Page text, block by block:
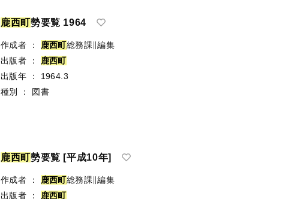
鹿西町勢要覧 1964
作成者 ： 鹿西町総務課∥編集
出版者
： 鹿西町
出版年
：
1964.3
種別
： 図書
鹿西町勢要覧 [平成10年]
作成者 ： 鹿西町総務課∥編集
出版者
： 鹿西町